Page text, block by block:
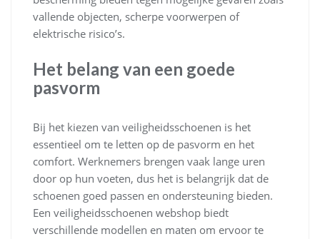
vallende objecten, scherpe voorwerpen of
elektrische risico’s.
Het belang van een goede
pasvorm
Bij het kiezen van veiligheidsschoenen is het
essentieel om te letten op de pasvorm en het
comfort. Werknemers brengen vaak lange uren
door op hun voeten, dus het is belangrijk dat de
schoenen goed passen en ondersteuning bieden.
Een veiligheidsschoenen webshop biedt
verschillende modellen en maten om ervoor te